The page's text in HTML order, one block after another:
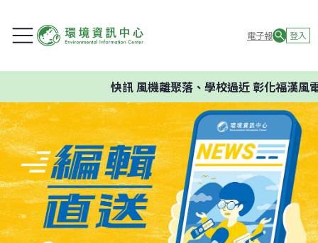
電子報 登入
快訊風機離聚落、學校過近 彰化福漢風電